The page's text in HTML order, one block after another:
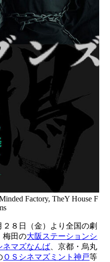
Factory, TheY House F
２８日（金）より全国の劇
梅田の大阪ステーションシ
ネマズなんば 、京都・烏丸
ＯＳシネマズミント神戸等